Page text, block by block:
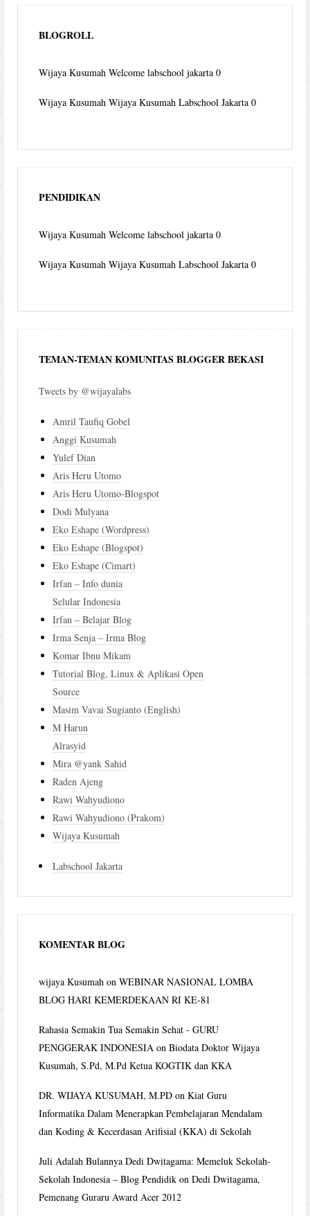
BLOGROLL
Wijaya Kusumah Welcome labschool jakarta 0
Wijaya Kusumah Wijaya Kusumah Labschool Jakarta 0
PENDIDIKAN
Wijaya Kusumah Welcome labschool jakarta 0
Wijaya Kusumah Wijaya Kusumah Labschool Jakarta 0
TEMAN-TEMAN KOMUNITAS BLOGGER BEKASI
Tweets by @wijayalabs
Amril Taufiq Gobel
Anggi Kusumah
Yulef Dian
Aris Heru Utomo
Aris Heru Utomo-Blogspot
Dodi Mulyana
Eko Eshape (Wordpress)
Eko Eshape (Blogspot)
Eko Eshape (Cimart)
Irfan – Info dunia
Selular Indonesia
Irfan – Belajar Blog
Irma Senja – Irma Blog
Komar Ibnu Mikam
Tutorial Blog, Linux & Aplikasi Open
Source
Masim Vavai Sugianto (English)
M Harun
Alrasyid
Mira @yank Sahid
Raden Ajeng
Rawi Wahyudiono
Rawi Wahyudiono (Prakom)
Wijaya Kusumah
Labschool Jakarta
KOMENTAR BLOG
wijaya Kusumah onWEBINAR NASIONAL LOMBA
BLOG HARI KEMERDEKAAN RI KE-81
Rahasia Semakin Tua Semakin Sehat - GURU
PENGGERAK INDONESIA onBiodata Doktor Wijaya
Kusumah, S.Pd, M.Pd Ketua KOGTIK dan KKA
DR. WIJAYA KUSUMAH, M.PD onKiat Guru
Informatika Dalam Menerapkan Pembelajaran Mendalam
dan Koding & Kecerdasan Arifisial (KKA) di Sekolah
Juli Adalah Bulannya Dedi Dwitagama: Memeluk Sekolah-
Sekolah Indonesia – Blog Pendidik onDedi Dwitagama,
Pemenang Guraru Award Acer 2012